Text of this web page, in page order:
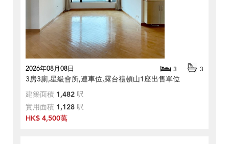
2026年08月08日 3 3
3房3廁,星級會所,連車位,露台禮頓山1座出售單位
建築面積 1,482 呎
實用面積 1,128 呎
HK$ 4,500萬